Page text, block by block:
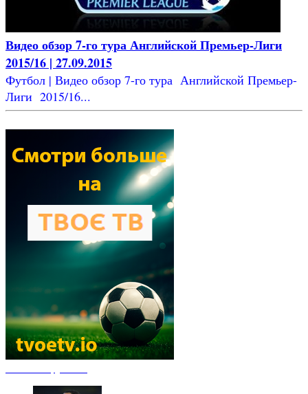
Видео обзор 7-го тура Английской Премьер-Лиги
2015/16 | 27.09.2015
Футбол | Видео обзор 7-го тура Английской Премьер-
Лиги 2015/16...